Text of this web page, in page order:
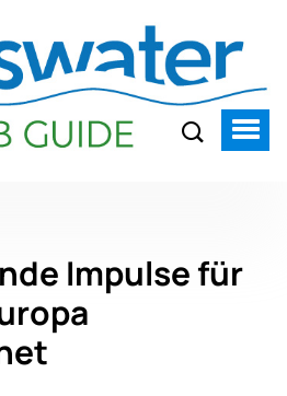
Impulse für